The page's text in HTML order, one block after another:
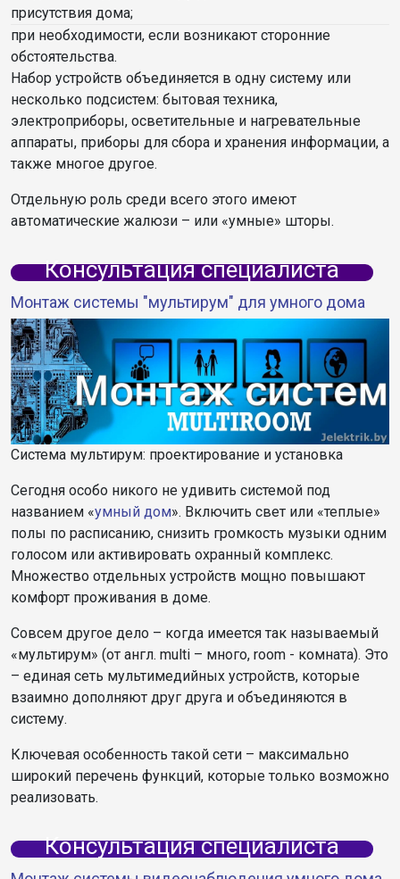
присутствия дома;
при необходимости, если возникают сторонние
обстоятельства.
Набор устройств объединяется в одну систему или
несколько подсистем: бытовая техника,
электроприборы, осветительные и нагревательные
аппараты, приборы для сбора и хранения информации, а
также многое другое.
Отдельную роль среди всего этого имеют
автоматические жалюзи – или «умные» шторы.
Консультация специалиста
Монтаж системы "мультирум" для умного дома
Система мультирум: проектирование и установка
Сегодня особо никого не удивить системой под
названием «умный дом». Включить свет или «теплые»
полы по расписанию, снизить громкость музыки одним
голосом или активировать охранный комплекс.
Множество отдельных устройств мощно повышают
комфорт проживания в доме.
Совсем другое дело – когда имеется так называемый
«мультирум» (от англ. multi – много, room - комната). Это
– единая сеть мультимедийных устройств, которые
взаимно дополняют друг друга и объединяются в
систему.
Ключевая особенность такой сети – максимально
широкий перечень функций, которые только возможно
реализовать.
Консультация специалиста